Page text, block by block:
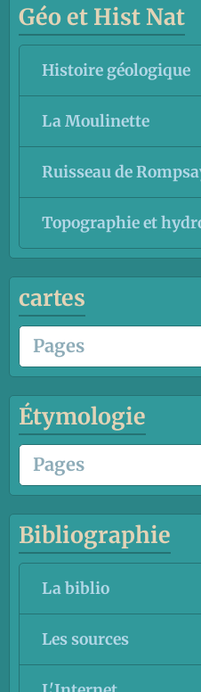
Géo et Hist Nat
Histoire géologique
La Moulinette
Ruisseau de
Topographie et
cartes
Étymologie
Bibliographie
La biblio
Les sources